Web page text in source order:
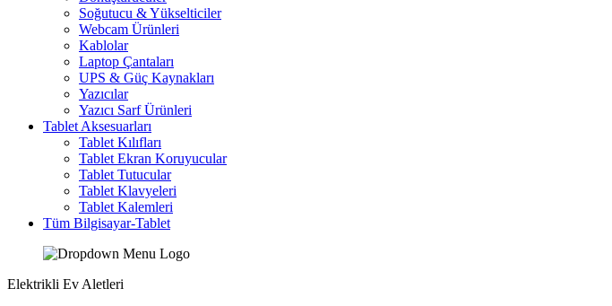
Soğutucu & Yükselticiler
Webcam Ürünleri
Kablolar
Laptop Çantaları
UPS & Güç Kaynakları
Yazıcılar
Yazıcı Sarf Ürünleri
Tablet Aksesuarları
Tablet Kılıfları
Tablet Ekran Koruyucular
Tablet Tutucular
Tablet Klavyeleri
Tablet Kalemleri
Tüm Bilgisayar-Tablet
Elektrikli Ev Aletleri